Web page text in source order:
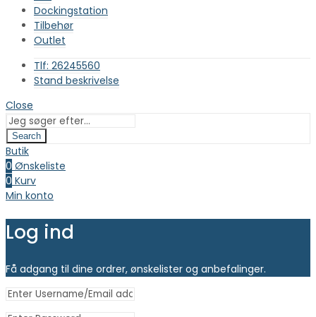
Dockingstation
Tilbehør
Outlet
Tlf: 26245560
Stand beskrivelse
Close
Search
Butik
0 Ønskeliste
0 Kurv
Min konto
Log ind
Få adgang til dine ordrer, ønskelister og anbefalinger.